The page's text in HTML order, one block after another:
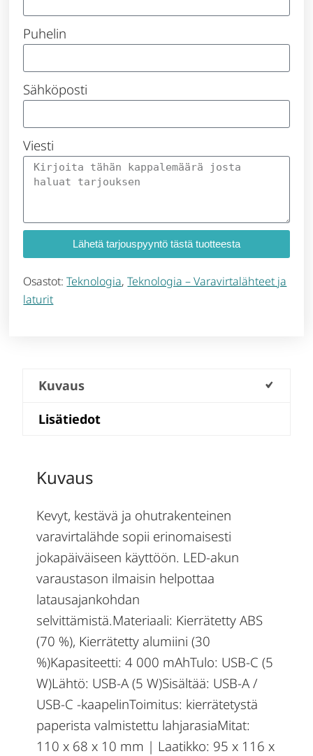
Puhelin
Sähköposti
Viesti
Lähetä tarjouspyyntö tästä tuotteesta
Osastot:Teknologia,Teknologia – Varavirtalähteet ja
laturit
Kuvaus
Lisätiedot
Kuvaus
Kevyt, kestävä ja ohutrakenteinen
varavirtalähde sopii erinomaisesti
jokapäiväiseen käyttöön. LED-akun
varaustason ilmaisin helpottaa
latausajankohdan
selvittämistä.Materiaali: Kierrätetty ABS
(70 %), Kierrätetty alumiini (30
%)Kapasiteetti: 4 000 mAhTulo: USB-C (5
W)Lähtö: USB-A (5 W)Sisältää: USB-A /
USB-C -kaapelinToimitus: kierrätetystä
paperista valmistettu lahjarasiaMitat:
110 x 68 x 10 mm | Laatikko: 95 x 116 x